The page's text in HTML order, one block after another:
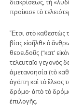
διακρίσεως, τὴ
προίκισε τὸ
Ἔτσι στὸ καθεστὼς
βίας εἰσῆλθε ὁ
θεοειδοῦς (“κατ’
τελευταῖο γεγονὸς
ἀμετανοησία (τὸ
ἀγάπη καὶ τὸ ἔλεος
δρόμο· ἀπὸ τὸ
ἐπιλογῆς.